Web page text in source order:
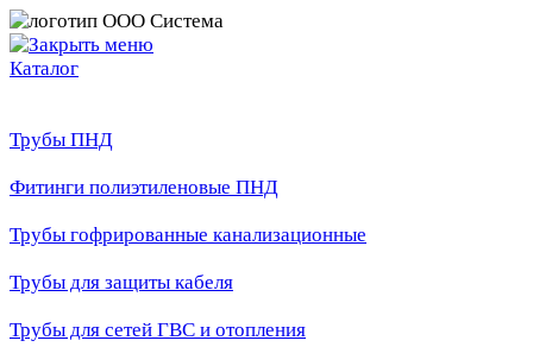
Каталог
Трубы ПНД
Фитинги полиэтиленовые ПНД
Трубы гофрированные канализационные
Трубы для защиты кабеля
Трубы для сетей ГВС и отопления